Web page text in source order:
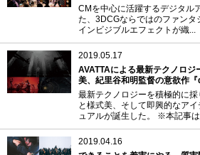
CMを中心に活躍するデジタル
た、3DCGならではのファンタ
インビジブルエフェクトが織...
2019.05.17
AVATTAによる最新テクノロ
美、紀里谷和明監督の意欲作
最新テクノロジーを積極的に
と様式美、そして即興的なア
ュアルが誕生した。 ※本記事は
2019.04.16